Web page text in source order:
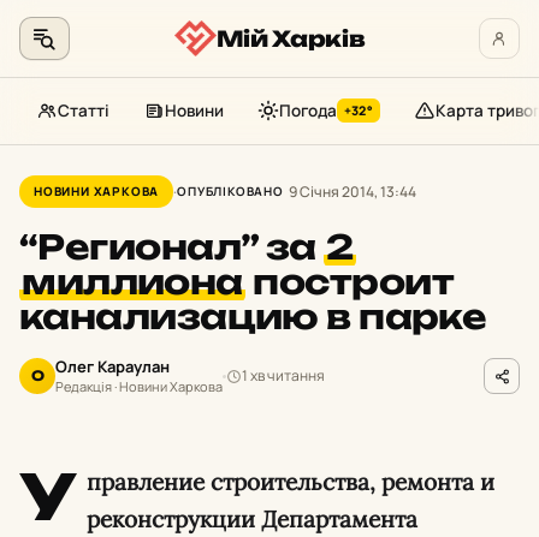
до
контенту
Мій Харків
Статті Новини Погода +32° Карта тривог
НОВИНИ ХАРКОВА ОПУБЛІКОВАНО 9 Січня 2014, 13:44
“Регионал” за2
миллиона построит
канализацию в парке
О Олег Караулан
Редакція · Новини Харкова
1 хв читання
У правление строительства, ремонта и
реконструкции Департамента